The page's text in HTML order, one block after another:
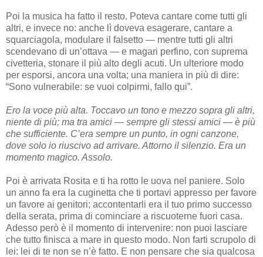
Poi la musica ha fatto il resto. Poteva cantare come tutti gli
altri, e invece no: anche lì doveva esagerare, cantare a
squarciagola, modulare il falsetto — mentre tutti gli altri
scendevano di un’ottava — e magari perfino, con suprema
civetteria, stonare il più alto degli acuti. Un ulteriore modo
per esporsi, ancora una volta; una maniera in più di dire:
“Sono vulnerabile: se vuoi colpirmi, fallo qui”.
Ero la voce più alta. Toccavo un tono e mezzo sopra gli altri,
niente di più; ma tra amici — sempre gli stessi amici — è più
che sufficiente. C’era sempre un punto, in ogni canzone,
dove solo io riuscivo ad arrivare. Attorno il silenzio. Era un
momento magico. Assolo.
Poi è arrivata Rosita e ti ha rotto le uova nel paniere. Solo
un anno fa era la cuginetta che ti portavi appresso per favore
un favore ai genitori; accontentarli era il tuo primo successo
della serata, prima di cominciare a riscuoterne fuori casa.
Adesso però è il momento di intervenire: non puoi lasciare
che tutto finisca a mare in questo modo. Non farti scrupolo di
lei: lei di te non se n’è fatto. E non pensare che sia qualcosa